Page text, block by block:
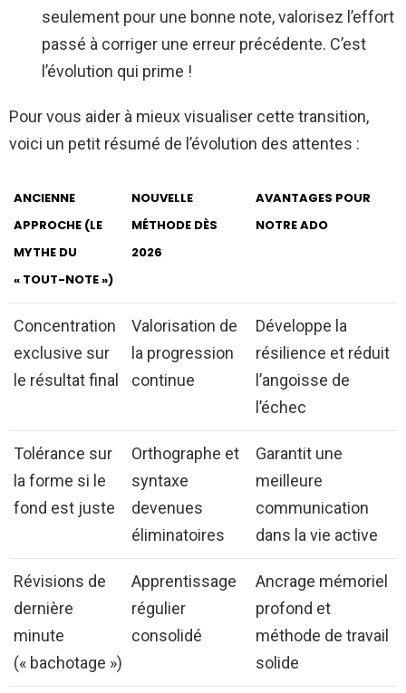
seulement pour une bonne note, valorisez l’effort
passé à corriger une erreur précédente. C’est
l’évolution qui prime !
Pour vous aider à mieux visualiser cette transition,
voici un petit résumé de l’évolution des attentes :
ANCIENNE
APPROCHE (LE
MYTHE DU
« TOUT-NOTE »)
NOUVELLE
MÉTHODE DÈS
2026
AVANTAGES POUR
NOTRE ADO
Concentration
exclusive sur
le résultat final
Valorisation de
la progression
continue
Développe la
résilience et réduit
l’angoisse de
l’échec
Tolérance sur
la forme si le
fond est juste
Orthographe et
syntaxe
devenues
éliminatoires
Garantit une
meilleure
communication
dans la vie active
Révisions de
dernière
minute
(« bachotage »)
Apprentissage
régulier
consolidé
Ancrage mémoriel
profond et
méthode de travail
solide